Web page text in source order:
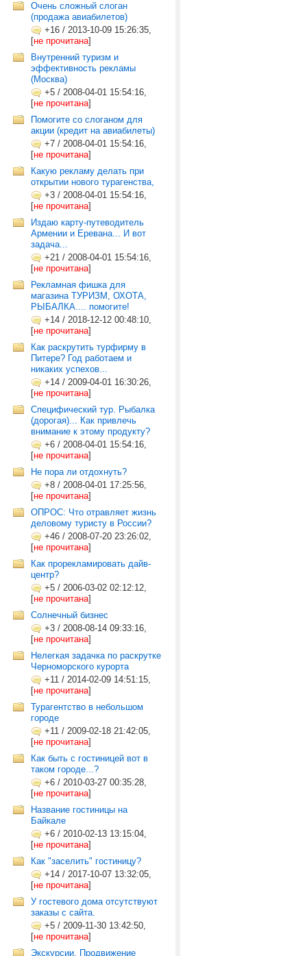
Очень сложный слоган
(продажа авиабилетов)
+16 / 2013-10-09 15:26:35,
[не прочитана]
Внутренний туризм и
эффективность рекламы
(Москва)
+5 / 2008-04-01 15:54:16,
[не прочитана]
Помогите со слоганом для
акции (кредит на авиабилеты)
+7 / 2008-04-01 15:54:16,
[не прочитана]
Какую рекламу делать при
открытии нового турагенства,
+3 / 2008-04-01 15:54:16,
[не прочитана]
Издаю карту-путеводитель
Армении и Еревана... И вот
задача...
+21 / 2008-04-01 15:54:16,
[не прочитана]
Рекламная фишка для
магазина ТУРИЗМ, ОХОТА,
РЫБАЛКА.... помогите!
+14 / 2018-12-12 00:48:10,
[не прочитана]
Как раскрутить турфирму в
Питере? Год работаем и
никаких успехов...
+14 / 2009-04-01 16:30:26,
[не прочитана]
Специфический тур. Рыбалка
(дорогая)... Как привлечь
внимание к этому продукту?
+6 / 2008-04-01 15:54:16,
[не прочитана]
Не пора ли отдохнуть?
+8 / 2008-04-01 17:25:56,
[не прочитана]
ОПРОС: Что отравляет жизнь
деловому туристу в России?
+46 / 2008-07-20 23:26:02,
[не прочитана]
Как прорекламировать дайв-
центр?
+5 / 2006-03-02 02:12:12,
[не прочитана]
Солнечный бизнес
+3 / 2008-08-14 09:33:16,
[не прочитана]
Нелегкая задачка по раскрутке
Черноморского курорта
+11 / 2014-02-09 14:51:15,
[не прочитана]
Турагентство в небольшом
городе
+11 / 2009-02-18 21:42:05,
[не прочитана]
Как быть с гостиницей вот в
таком городе...?
+6 / 2010-03-27 00:35:28,
[не прочитана]
Название гостиницы на
Байкале
+6 / 2010-02-13 13:15:04,
[не прочитана]
Как "заселить" гостиницу?
+14 / 2017-10-07 13:32:05,
[не прочитана]
У гостевого дома отсутствуют
заказы с сайта.
+5 / 2009-11-30 13:42:50,
[не прочитана]
Экскурсии. Продвижение